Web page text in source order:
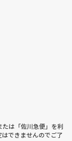
たは「佐川急便」を利
できませんのでご了